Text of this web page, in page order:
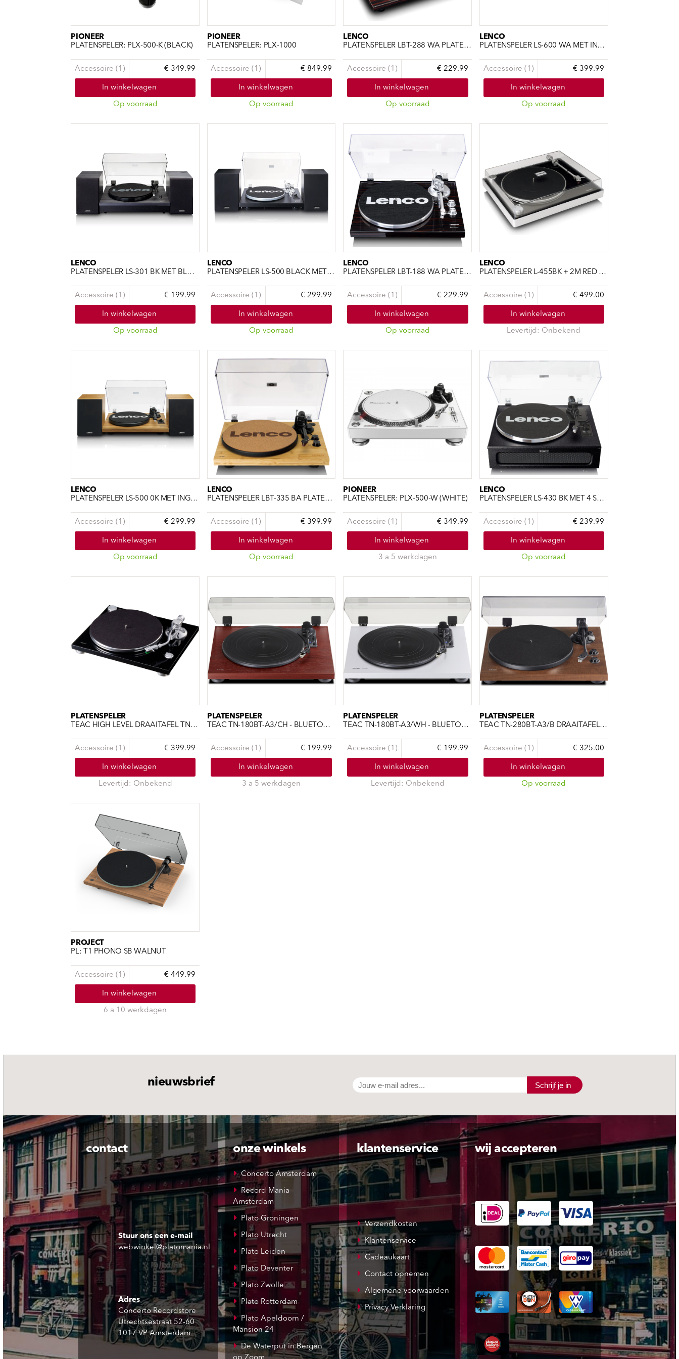
Reissues
Plato 50 jaar Sale
PIONEER
PLATENSPELER: PLX-500-K (BLACK)
Accessoire (1) € 349.99
In winkelwagen
Op voorraad
PIONEER
PLATENSPELER: PLX-1000
Accessoire (1) € 849.99
In winkelwagen
Op voorraad
LENCO
PLATENSPELER LBT-288 WA PLATENSPELER MET BLUETOOTH TRA
Accessoire (1) € 229.99
In winkelwagen
Op voorraad
LENCO
PLATENSPELER LS-600 WA MET INGEBOUWDE VERSTERKER EN BLT
Accessoire (1) € 399.99
In winkelwagen
Op voorraad
LENCO
PLATENSPELER LS-301 BK MET BLUETOOTH EN TWEE EXTERNE SP
Accessoire (1) € 199.99
In winkelwagen
Op voorraad
LENCO
PLATENSPELER LS-500 BLACK MET INGEBOUWDE VERSTERKER E
Accessoire (1) € 299.99
In winkelwagen
Op voorraad
LENCO
PLATENSPELER LBT-188 WA PLATENSPELER MET BLUETOOTH TRAN
Accessoire (1) € 229.99
In winkelwagen
Op voorraad
LENCO
PLATENSPELER L-455BK + 2M RED (ALUMINIUM)
Accessoire (1) € 499.00
In winkelwagen
Levertijd: Onbekend
LENCO
PLATENSPELER LS-500 0K MET INGEBOUWDE VERSTERKER EN BLT
Accessoire (1) € 299.99
In winkelwagen
Op voorraad
LENCO
PLATENSPELER LBT-335 BA PLATENSPELER MET BLUETOOTH, UIE
Accessoire (1) € 399.99
In winkelwagen
Op voorraad
PIONEER
PLATENSPELER: PLX-500-W (WHITE)
Accessoire (1) € 349.99
In winkelwagen
3 a 5 werkdagen
LENCO
PLATENSPELER LS-430 BK MET 4 SPEAKERS -ZWART-
Accessoire (1) € 239.99
In winkelwagen
Op voorraad
PLATENSPELER
TEAC HIGH LEVEL DRAAITAFEL TN-3B-SE BLACK
Accessoire (1) € 399.99
In winkelwagen
Levertijd: Onbekend
PLATENSPELER
TEAC TN-180BT-A3/CH - BLUETOOTH-MET AUDIOY/CHERRY
Accessoire (1) € 199.99
In winkelwagen
3 a 5 werkdagen
PLATENSPELER
TEAC TN-180BT-A3/WH - BLUETOOTH-MET AUDIO/WHITE
Accessoire (1) € 199.99
In winkelwagen
Levertijd: Onbekend
PLATENSPELER
TEAC TN-280BT-A3/B DRAAITAFEL/RIEMAANDRIJVING WALNUT
Accessoire (1) € 325.00
In winkelwagen
Op voorraad
PROJECT
PL: T1 PHONO SB WALNUT
Accessoire (1) € 449.99
In winkelwagen
6 a 10 werkdagen
nieuwsbrief Schrijf je in
contact
Stuur ons een e-mail
webwinkel@platomania.nl
Adres
Concerto Recordstore
Utrechtsestraat 52-60
1017 VP Amsterdam
onze winkels
Concerto Amsterdam
Record Mania
Amsterdam
Plato Groningen
Plato Utrecht
Plato Leiden
Plato Deventer
Plato Zwolle
Plato Rotterdam
Plato Apeldoorn /
Mansion 24
De Waterput in Bergen
klantenservice
Verzendkosten
Klantenservice
Cadeaukaart
Contact opnemen
Algemene voorwaarden
Privacy Verklaring
wij accepteren